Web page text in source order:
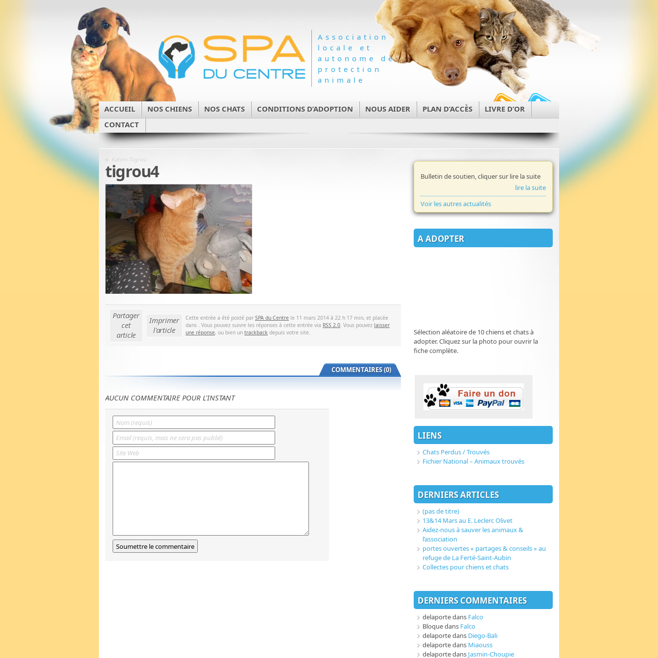
Association
locale et
autonome de
protection
animale
ACCUEIL NOS CHIENS NOS CHATS CONDITIONS D’ADOPTION NOUS AIDER PLAN D’ACCÈS
LIVRE D’OR
CONTACT
« Kalvin-Tigrou
tigrou4
Partager
cet
article
Imprimer
l'article
Cette entrée a été posté par SPA du Centre le 11 mars 2014 à 22 h 17 min, et placée
dans . Vous pouvez suivre les réponses à cette entrée via RSS 2.0. Vous pouvez laisser
une réponse, ou bien un trackback depuis votre site.
COMMENTAIRES (0)
AUCUN COMMENTAIRE POUR L'INSTANT
Bulletin de soutien, cliquer sur lire la suite
lire la suite
Voir les autres actualités
A ADOPTER
Sélection aléatoire de 10 chiens et chats à
adopter. Cliquez sur la photo pour ouvrir la
fiche complète.
LIENS
Chats Perdus / Trouvés
Fichier National – Animaux trouvés
DERNIERS ARTICLES
(pas de titre)
13&14 Mars au E. Leclerc Olivet
Aidez-nous à sauver les animaux &
l’association
portes ouvertes « partages & conseils » au
refuge de La Ferté-Saint-Aubin
Collectes pour chiens et chats
DERNIERS COMMENTAIRES
delaportedans Falco
Bloquedans Falco
delaportedans Diego-Bali
delaportedans Miaouss
delaportedans Jasmin-Choupie